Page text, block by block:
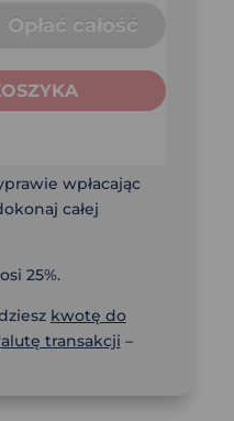
Opłać całość
wpłacając
całej
25%.
kwotę do
transakcji –